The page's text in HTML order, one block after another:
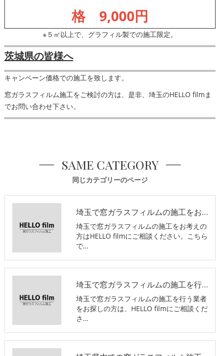
格 9,000円
※５㎡以上で、グラフィル製での施工限定。
茨城県の皆様へ
キャンペーン価格での施工を致します。
窓ガラスフィルム施工をご検討の方は、是非、埼玉のHELLO filmま
でお問い合わせ下さい。
同じカテゴリーのページ
SAME CATEGORY
埼玉で窓ガラスフィルムの施工をお考えの方へ
埼玉で窓ガラスフィルムの施工をお考えの
方はHELLO filmにご相談ください。こちら
で…
埼玉で窓ガラスフィルムの施工を行う業者を紹介 外から見えないフィルムやおしゃれなフィルムなど豊富にご用意
埼玉で窓ガラスフィルムの施工を行う業者
をお探しの方は、HELLO filmにご相談くだ
さ…